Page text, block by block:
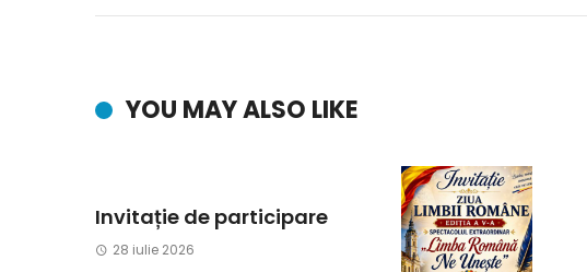
YOU MAY ALSO LIKE
Invitație de participare
28 iulie 2026